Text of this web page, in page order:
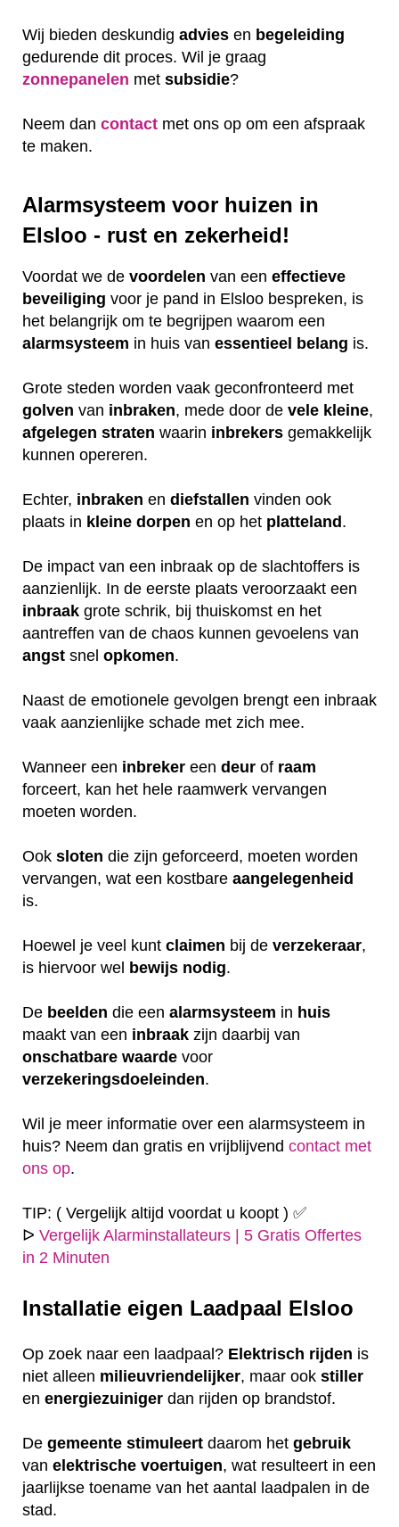
Wij bieden deskundig advies en begeleiding
gedurende dit proces. Wil je graag
zonnepanelen met subsidie?
Neem dan contact met ons op om een afspraak
te maken.
Alarmsysteem voor huizen in
Elsloo - rust en zekerheid!
Voordat we de voordelen van een effectieve
beveiliging voor je pand in Elsloo bespreken, is
het belangrijk om te begrijpen waarom een
alarmsysteem in huis van essentieel belang is.
Grote steden worden vaak geconfronteerd met
golven van inbraken, mede door de vele kleine,
afgelegen straten waarin inbrekers gemakkelijk
kunnen opereren.
Echter, inbraken en diefstallen vinden ook
plaats in kleine dorpen en op het platteland.
De impact van een inbraak op de slachtoffers is
aanzienlijk. In de eerste plaats veroorzaakt een
inbraak grote schrik, bij thuiskomst en het
aantreffen van de chaos kunnen gevoelens van
angst snel opkomen.
Naast de emotionele gevolgen brengt een inbraak
vaak aanzienlijke schade met zich mee.
Wanneer een inbreker een deur of raam
forceert, kan het hele raamwerk vervangen
moeten worden.
Ook sloten die zijn geforceerd, moeten worden
vervangen, wat een kostbare aangelegenheid
is.
Hoewel je veel kunt claimen bij de verzekeraar,
is hiervoor wel bewijs nodig.
De beelden die een alarmsysteem in huis
maakt van een inbraak zijn daarbij van
onschatbare waarde voor
verzekeringsdoeleinden.
Wil je meer informatie over een alarmsysteem in
huis? Neem dan gratis en vrijblijvend contact met
ons op.
TIP: ( Vergelijk altijd voordat u koopt ) ✅
ᐅ Vergelijk Alarminstallateurs | 5 Gratis Offertes
in 2 Minuten
Installatie eigen Laadpaal Elsloo
Op zoek naar een laadpaal? Elektrisch rijden is
niet alleen milieuvriendelijker, maar ook stiller
en energiezuiniger dan rijden op brandstof.
De gemeente stimuleert daarom het gebruik
van elektrische voertuigen, wat resulteert in een
jaarlijkse toename van het aantal laadpalen in de
stad.